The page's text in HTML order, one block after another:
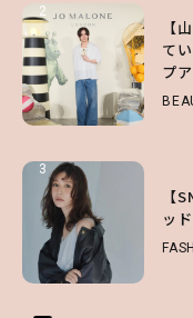
2
【
て
プ
3
【
ッ
2
【
キ
ビ
3
【
第
チ
2
【
ノ
い
3
【
げ
る